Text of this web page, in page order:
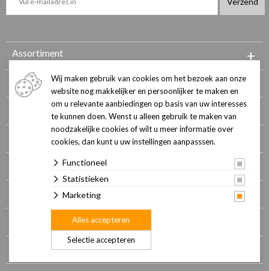
Assortiment +
Contact en openingstijden
Onze winkel
Pets Health dierenkliniek
Hondenschool
Verzorgingsgebied
Wij maken gebruik van cookies om het bezoek aan onze
website nog makkelijker en persoonlijker te maken en
om u relevante aanbiedingen op basis van uw interesses
te kunnen doen. Wenst u alleen gebruik te maken van
noodzakelijke cookies of wilt u meer informatie over
cookies, dan kunt u uw instellingen aanpasssen.
Functioneel
Statistieken
Marketing
Selectie accepteren
Alles accepteren